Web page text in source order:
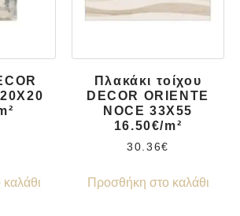
Πλακάκι τοίχου
DECOR ORIENTE
NOCE 33X55
16.50€/m²
30.36€
Προσθήκη στο καλάθι